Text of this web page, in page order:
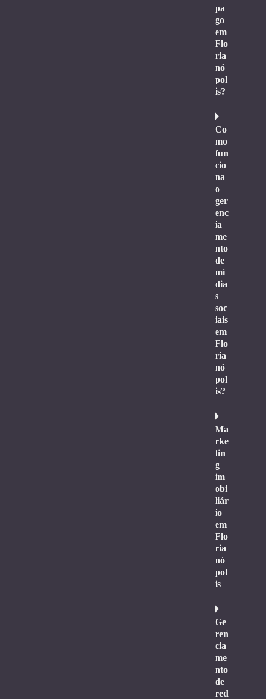
pa
go
em
Flo
ria
nó
pol
is?
Co
mo
fun
cio
na
o
ger
enc
ia
me
nto
de
mí
dia
s
soc
iais
em
Flo
ria
nó
pol
is?
Ma
rke
tin
g
im
obi
liár
io
em
Flo
ria
nó
pol
is
Ge
ren
cia
me
nto
de
red